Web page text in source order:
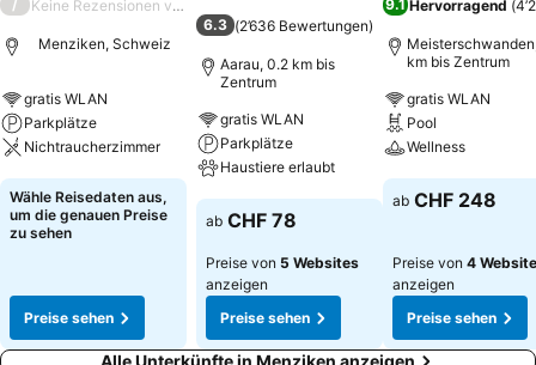
/ Keine Rezensionen verfügbar
Menziken, Schweiz
gratis WLAN
Parkplätze
Nichtraucherzimmer
Preise sehen
Wähle Reisedaten aus,
um die genauen Preise
zu sehen
Preise sehen
6.3 (2’636 Bewertungen)
Aarau, 0.2 km bis
Zentrum
gratis WLAN
Parkplätze
Haustiere erlaubt
Preise sehen
ab CHF 78
Preise von 5 Websites
anzeigen
Preise sehen
9.1 Hervorragend (
km bis Zentrum
gratis WLAN
Pool
Wellness
Preise sehen
ab CHF 248
Preise von 4
anzeigen
Preise sehen
Alle Unterkünfte in Menziken anzeigen